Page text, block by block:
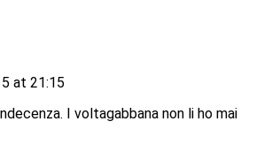
at 21:15
I voltagabbana non li ho mai